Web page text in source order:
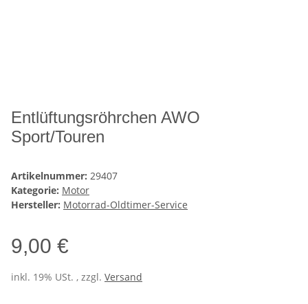
Entlüftungsröhrchen AWO
Sport/Touren
Artikelnummer: 29407
Kategorie: Motor
Hersteller: Motorrad-Oldtimer-Service
9,00 €
inkl. 19% USt. , zzgl. Versand